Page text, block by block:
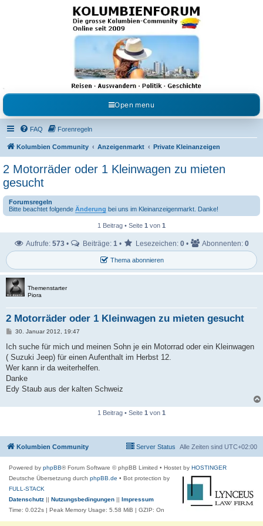
Kolumbienforum - Das
grosse Forum der
Freunde Kolumbiens
Reisen, Auswandern, Kultur, Politik, Geschichte und Visum in Kolumbien und Venezuela.
Austausch, Erfahrungen und Gemeinschaft im Kolumbienforum
Open menu
FAQ Forenregeln
Kolumbien Community Anzeigenmarkt Private Kleinanzeigen
2 Motorräder oder 1 Kleinwagen zu mieten
gesucht
Forumsregeln
Bitte beachtet folgende Änderung bei uns im Kleinanzeigenmarkt. Danke!
1 Beitrag • Seite 1 von 1
Thema abonnieren
Aufrufe: 573 • Beiträge: 1 • Lesezeichen: 0 • Abonnenten: 0
Themenstarter
Piora
2 Motorräder oder 1 Kleinwagen zu mieten gesucht
B
i
r
a
30. Januar 2012, 19:47
Ich suche für mich und meinen Sohn je ein Motorrad oder ein Kleinwagen
( Suzuki Jeep) für einen Aufenthalt im Herbst 12.
Wer kann ir da weiterhelfen.
Danke
Edy Staub aus der kalten Schweiz
1 Beitrag • Seite 1 von 1
Kolumbien Community Alle Zeiten sind UTC+02:00
Server Status
Powered by phpBB® Forum Software © phpBB Limited • Hostet by HOSTINGER
Deutsche Übersetzung durch phpBB.de • Bot protection by
FULL-STACK
Datenschutz || Nutzungsbedingungen || Impressum
Time: 0.022s | Peak Memory Usage: 5.58 MiB | GZIP: On